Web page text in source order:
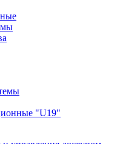
"U19"